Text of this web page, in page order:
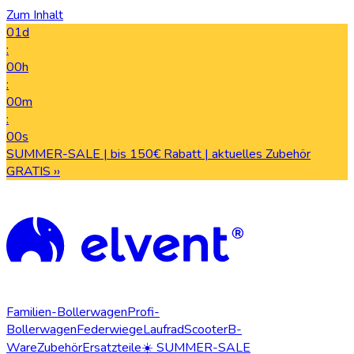
Zum Inhalt
01d
:
00h
:
00m
:
00s
SUMMER-SALE | bis 150€ Rabatt | aktuelles Zubehör
GRATIS ››
Familien-BollerwagenProfi-
BollerwagenFederwiegeLaufradScooterB-
WareZubehörErsatzteile☀️ SUMMER-SALE